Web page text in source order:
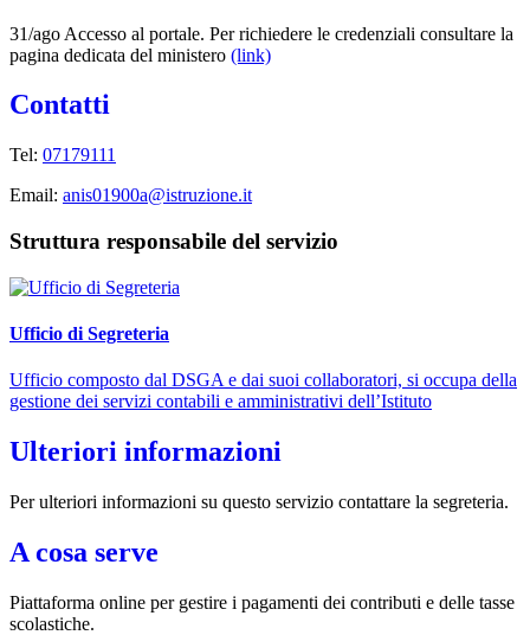
31/ago Accesso al portale. Per richiedere le credenziali consultare la
pagina dedicata del ministero (link)
Contatti
Tel: 07179111
Email: anis01900a@istruzione.it
Struttura responsabile del servizio
Ufficio di Segreteria
Ufficio composto dal DSGA e dai suoi collaboratori, si occupa della
gestione dei servizi contabili e amministrativi dell’Istituto
Ulteriori informazioni
Per ulteriori informazioni su questo servizio contattare la segreteria.
A cosa serve
Piattaforma online per gestire i pagamenti dei contributi e delle tasse
scolastiche.